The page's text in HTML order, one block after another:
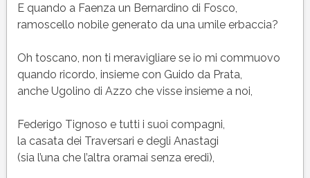
E quando a Faenza un Bernardino di Fosco,
ramoscello nobile generato da una umile erbaccia?
Oh toscano, non ti meravigliare se io mi commuovo
quando ricordo, insieme con Guido da Prata,
anche Ugolino di Azzo che visse insieme a noi,
Federigo Tignoso e tutti i suoi compagni,
la casata dei Traversari e degli Anastagi
(sia l’una che l’altra oramai senza eredi),